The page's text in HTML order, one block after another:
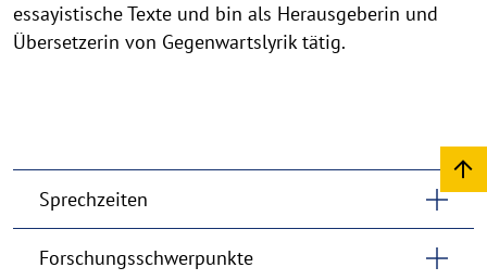
essayistische Texte und bin als Herausgeberin und
Übersetzerin von Gegenwartslyrik tätig.
Sprechzeiten
Forschungsschwerpunkte